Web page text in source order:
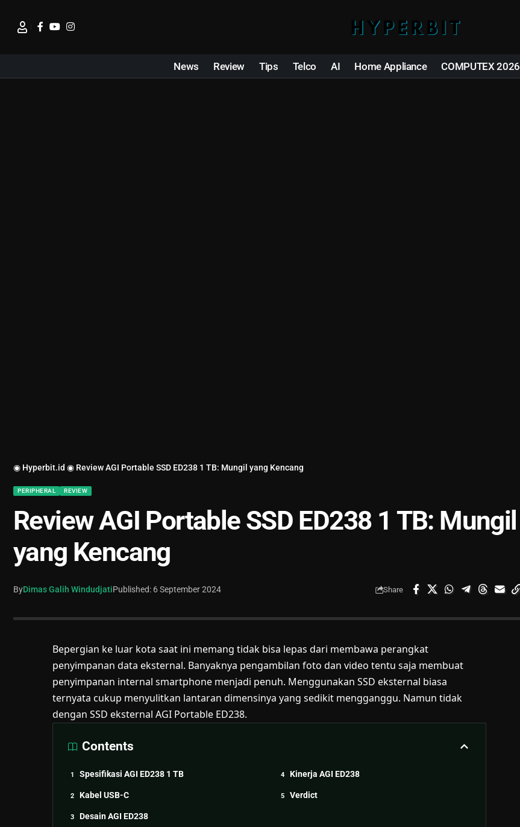
News Review Tips Telco AI Home Appliance COMPUTEX 2026
◉ Hyperbit.id ◉ Review AGI Portable SSD ED238 1 TB: Mungil yang Kencang
PERIPHERAL REVIEW
Review AGI Portable SSD ED238 1 TB: Mungil
yang Kencang
ByDimas Galih WindudjatiPublished: 6 September 2024 Share
Bepergian ke luar kota saat ini memang tidak bisa lepas dari membawa perangkat
penyimpanan data eksternal. Banyaknya pengambilan foto dan video tentu saja membuat
penyimpanan internal smartphone menjadi penuh. Menggunakan SSD eksternal biasa
ternyata cukup menyulitkan lantaran dimensinya yang sedikit mengganggu. Namun tidak
dengan SSD eksternal AGI Portable ED238.
Contents
Spesifikasi AGI ED238 1 TB
Kabel USB-C
Desain AGI ED238
Kinerja AGI ED238
Verdict